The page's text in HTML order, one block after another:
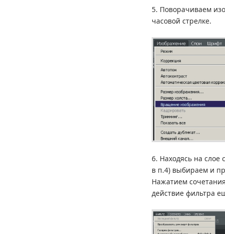
5. Поворачиваем
часовой стрелке.
6. Находясь на слое
в п.4) выбираем и
Нажатием
действие фильтра